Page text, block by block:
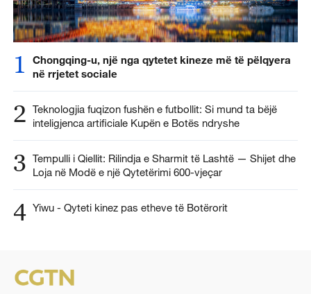
1
Chongqing-u, një nga qytetet kineze më të pëlqyera
në rrjetet sociale
2 Teknologjia fuqizon fushën e futbollit: Si mund ta bëjë
inteligjenca artificiale Kupën e Botës ndryshe
3 Tempulli i Qiellit: Rilindja e Sharmit të Lashtë — Shijet dhe
Loja në Modë e një Qytetërimi 600-vjeçar
4 Yiwu - Qyteti kinez pas etheve të Botërorit